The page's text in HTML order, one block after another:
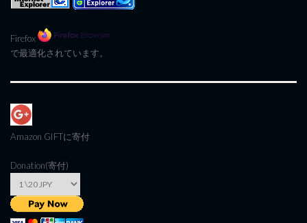
Firefox
で最適化されています。
Amazon GIFTに寄付
Donation(寄付)